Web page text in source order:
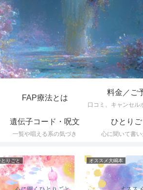
FAP療法とは
料金／ご
遺伝子コード・呪文
一覧や唱える系の気づき
ひとりご
心に聞いて書
とりごと オススメ大嶋本